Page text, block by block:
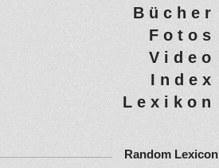
Bücher
Fotos
Video
Index
Lexikon
Random Lexicon